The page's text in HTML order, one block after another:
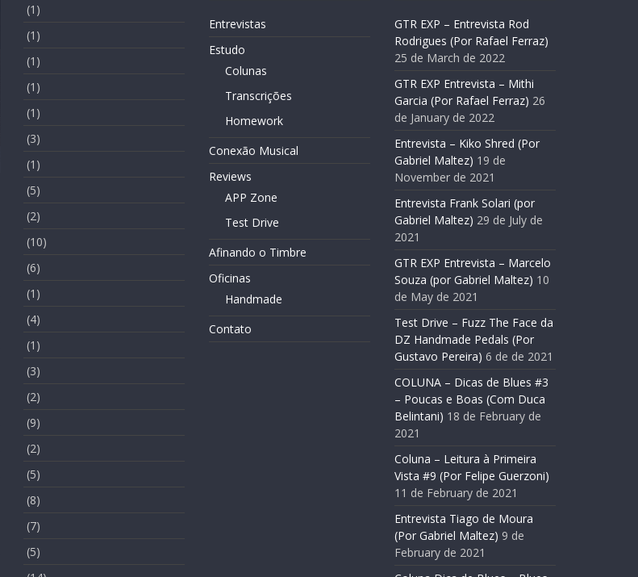
Entrevista – Kiko Shred (Por Gabriel
Entrevistas Slide Home
Entrevista Frank Solari
Maltez)
29 de July de 2021
(1)
(1)
(1)
(1)
(1)
(3)
(1)
(5)
(2)
(10)
(6)
(1)
(4)
(1)
(3)
(2)
(9)
(2)
(5)
(8)
(7)
(5)
Entrevistas
Estudo
Colunas
Transcrições
Homework
Conexão Musical
Reviews
APP Zone
Test Drive
Afinando o Timbre
Oficinas
Handmade
Contato
GTR EXP – Entrevista Rod
Rodrigues (Por Rafael Ferraz)
25 de March de 2022
GTR EXP Entrevista – Mithi
Garcia (Por Rafael Ferraz) 26
de January de 2022
Entrevista – Kiko Shred (Por
Gabriel Maltez) 19 de
November de 2021
Entrevista Frank Solari (por
Gabriel Maltez) 29 de July de
2021
GTR EXP Entrevista – Marcelo
Souza (por Gabriel Maltez) 10
de May de 2021
Test Drive – Fuzz The Face da
DZ Handmade Pedals (Por
Gustavo Pereira) 6 de de 2021
COLUNA – Dicas de Blues #3
– Poucas e Boas (Com Duca
Belintani) 18 de February de
2021
Coluna – Leitura à Primeira
Vista #9 (Por Felipe Guerzoni)
11 de February de 2021
Entrevista Tiago de Moura
(Por Gabriel Maltez) 9 de
February de 2021